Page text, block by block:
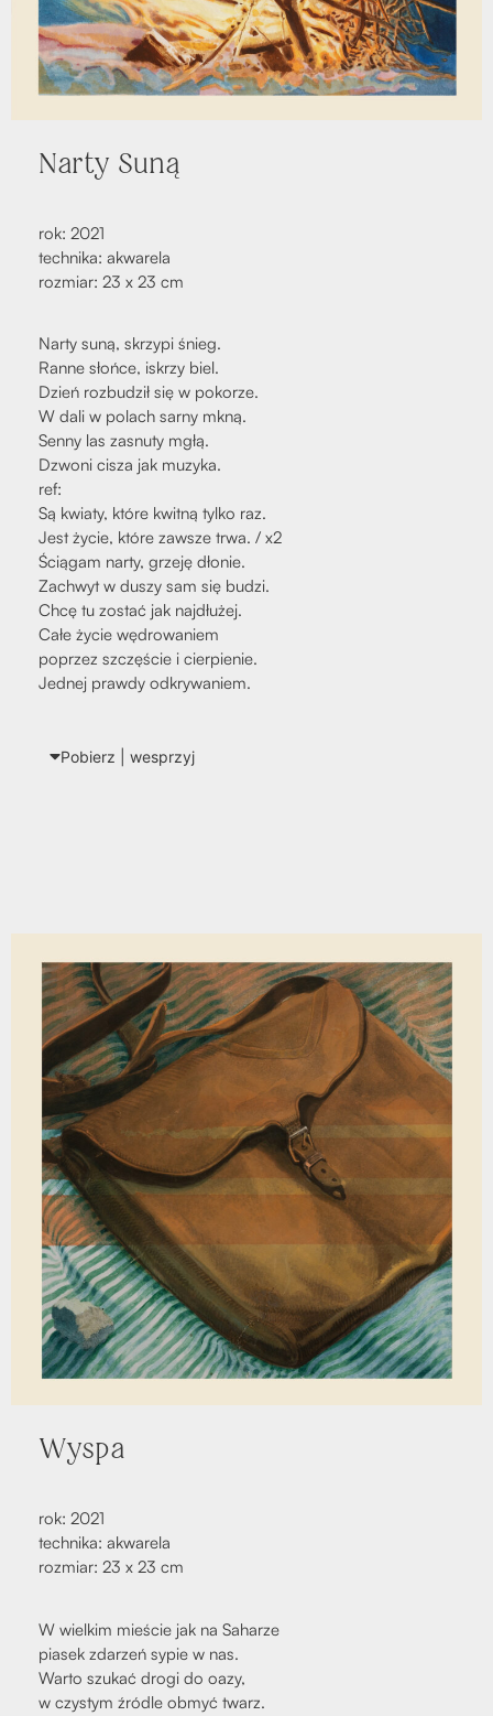
Nar­ty Suną
rok: 2021
tech­ni­ka: akwa­re­la
roz­miar: 23 x 23 cm
Nar­ty suną, skrzy­pi śnieg.
Ran­ne słoń­ce, iskrzy biel.
Dzień roz­bu­dził się w poko­rze.
W dali w polach sar­ny mkną.
Sen­ny las zasnu­ty mgłą.
Dzwo­ni cisza jak muzy­ka.
ref:
Są kwia­ty, któ­re kwit­ną tyl­ko raz.
Jest życie, któ­re zawsze trwa. / x2
Ścią­gam nar­ty, grze­ję dło­nie.
Zachwyt w duszy sam się budzi.
Chcę tu zostać jak naj­dłu­żej.
Całe życie wędro­wa­niem
poprzez szczę­ście i cier­pie­nie.
Jed­nej praw­dy odkry­wa­niem.
Pobierz | wes­przyj
Wyspa
rok: 2021
tech­ni­ka: akwa­re­la
roz­miar: 23 x 23 cm
W wiel­kim mie­ście jak na Saha­rze
pia­sek zda­rzeń sypie w nas.
War­to szu­kać dro­gi do oazy,
w czy­stym źró­dle obmyć twarz.